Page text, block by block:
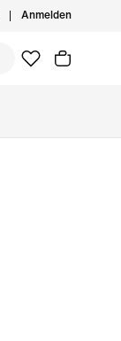
Anmelden